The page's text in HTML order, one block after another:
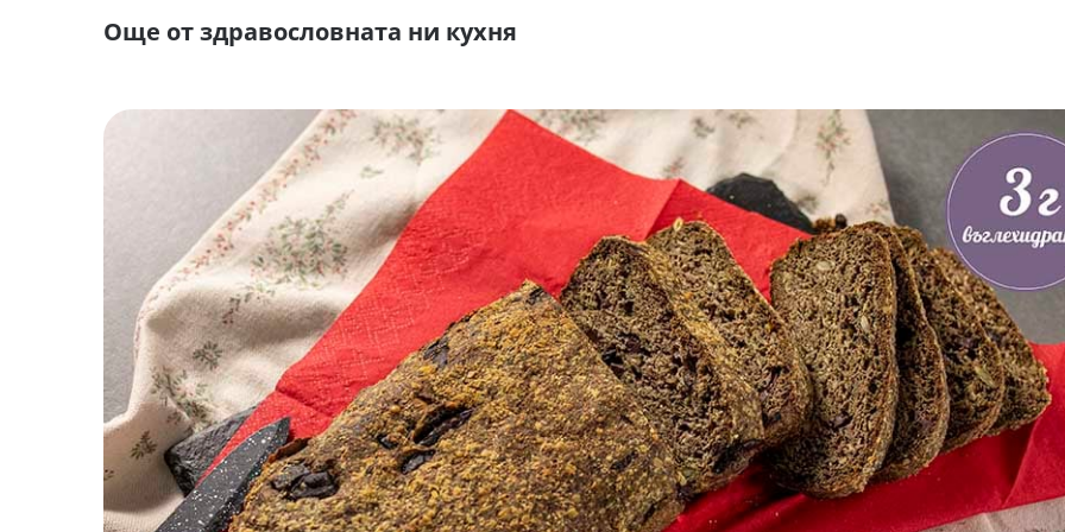
Още от здравословната ни кухня